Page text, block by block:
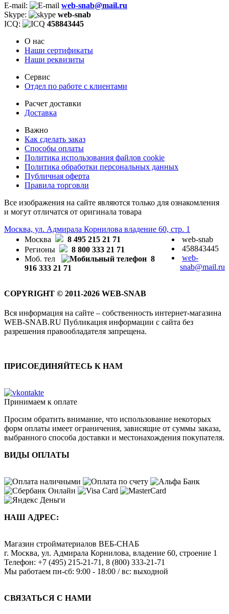
E-mail:
web-snab@mail.ru
Skype:
web-snab
ICQ:
458843445
О нас
Наши сертификаты
Наши реквизиты
Сервис
Отдел по работе с клиентами
Расчет доставки
Доставка
Важно
Как сделать заказ
Способы оплаты
Политика использования файлов cookie
Политика обработки персональных данных
Публичная оферта
Правила торговли
Все изображения на сайте являются только для ознакомления
и могут отличатся от оригинала товара
Москва, ул. Адмирала Корнилова владение 60, стр. 1
Москва
8 495 215 21 71
Регионы
8 800 333 21 71
Моб. тел
8
916 333 21 71
web-snab
458843445
web-
snab@mail.ru
COPYRIGHT © 2011-2026 WEB-SNAB
Вся информация на сайте – собственность интернет-магазина
WEB-SNAB.RU Публикация информации с сайта без
разрешения правообладателя запрещена.
ПРИСОЕДИНЯЙТЕСЬ К НАМ
Принимаем к оплате
Просим обратить внимание, что использование некоторых
форм оплаты имеет ограничения, зависящие от суммы заказа,
выбранного способа доставки и местонахождения покупателя.
ВИДЫ ОПЛАТЫ
НАШ АДРЕС:
Магазин стройматериалов ВЕБ-СНАБ
г. Москва, ул. Адмирала Корнилова, владение 60, строение 1
Телефон: +7 (495) 215-21-71 , 8 (800) 333-21-71
Мы работаем пн-сб: 9:00 - 18:00 / вс: выходной
СВЯЗАТЬСЯ С НАМИ